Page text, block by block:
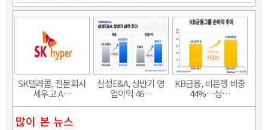
SK텔레콤, 전문회사
세우고 A…
삼성E&A, 상반기 영
업이익 46…
KB금융, 비은행 비중
44%…상…
많이 본 뉴스